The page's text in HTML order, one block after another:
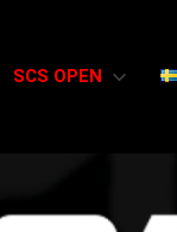
SCS OPEN